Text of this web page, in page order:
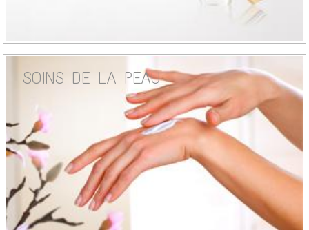
SOINS DE LA PEAU